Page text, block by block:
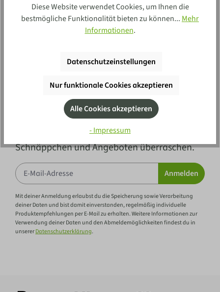
Newsletter
Vertraue mehr als 100 Jahren Erfahrung und
lass dich regelmäßig von neuen
Schnäppchen und Angeboten überraschen.
Anmelden
Mit deiner Anmeldung erlaubst du die Speicherung sowie Verarbeitung
deiner Daten und bist damit einverstanden, regelmäßig individuelle
Produktempfehlungen per E-Mail zu erhalten. Weitere Informationen zur
Verwendung deiner Daten und den Abmeldemöglichkeiten findest du in
unsererDatenschutzerklärung.
Diese Website verwendet Cookies, um Ihnen die
bestmögliche Funktionalität bieten zu können...Mehr
Informationen.
Datenschutzeinstellungen
Nur funktionale Cookies akzeptieren
Alle Cookies akzeptieren
- Impressum